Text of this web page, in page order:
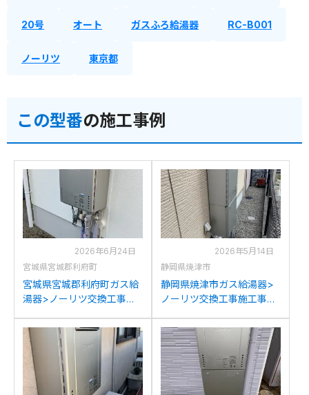
20号 オート ガスふろ給湯器 RC-B001
ノーリツ 東京都
この型番の施工事例
2026年6月24日
宮城県宮城郡利府町
宮城県宮城郡利府町ガス給
湯器>ノーリツ交換工事施
C2042SAWX-MBからノー
リツGT-C2072SAW BLへ
の交換
2026年5月14日
静岡県焼津市
静岡県焼津市ガス給湯器>
ノーリツ交換工事施工事
A2003SAW(A)からノーリ
ツGT-C2072SAW BLへの
交換